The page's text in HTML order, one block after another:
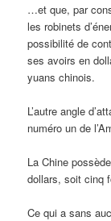
…et que, par
les robinets
possibilité de
ses avoirs en
yuans chinois.
L’autre angle
numéro un de
La Chine
dollars, soit cinq
Ce qui a sans